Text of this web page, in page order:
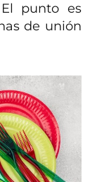
punto es
de unión